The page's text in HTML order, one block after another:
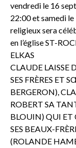
vendredi le 16
22:00 et samedi
religieux sera
en l’église ST-
ELKAS
CLAUDE LAISSE
SES FRÈRES ET
BERGERON),
ROBERT SA
BLOUIN) QUI
SES BEAUX-
(ROLANDE